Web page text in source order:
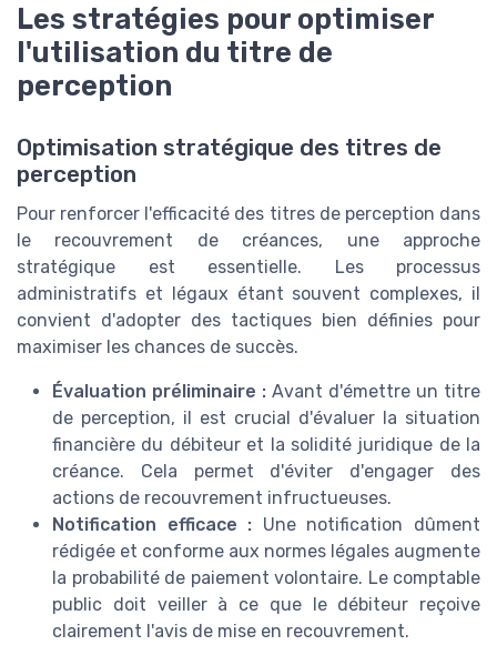
Les stratégies pour optimiser
l'utilisation du titre de
perception
Optimisation stratégique des titres de
perception
Pour renforcer l'efficacité des titres de perception dans
le recouvrement de créances, une approche
stratégique est essentielle. Les processus
administratifs et légaux étant souvent complexes, il
convient d'adopter des tactiques bien définies pour
maximiser les chances de succès.
Évaluation préliminaire : Avant d'émettre un titre
de perception, il est crucial d'évaluer la situation
financière du débiteur et la solidité juridique de la
créance. Cela permet d'éviter d'engager des
actions de recouvrement infructueuses.
Notification efficace : Une notification dûment
rédigée et conforme aux normes légales augmente
la probabilité de paiement volontaire. Le comptable
public doit veiller à ce que le débiteur reçoive
clairement l'avis de mise en recouvrement.